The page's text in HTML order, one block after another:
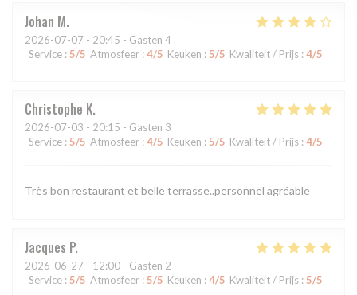
Johan M
2026-07-07 - 20:45 - Gasten 4
Service : 5/5 Atmosfeer : 4/5 Keuken : 5/5 Kwaliteit / Prijs : 4/5
Christophe K
2026-07-03 - 20:15 - Gasten 3
Service : 5/5 Atmosfeer : 4/5 Keuken : 5/5 Kwaliteit / Prijs : 4/5
Très bon restaurant et belle terrasse..personnel agréable
Jacques P
2026-06-27 - 12:00 - Gasten 2
Service : 5/5 Atmosfeer : 5/5 Keuken : 4/5 Kwaliteit / Prijs : 5/5